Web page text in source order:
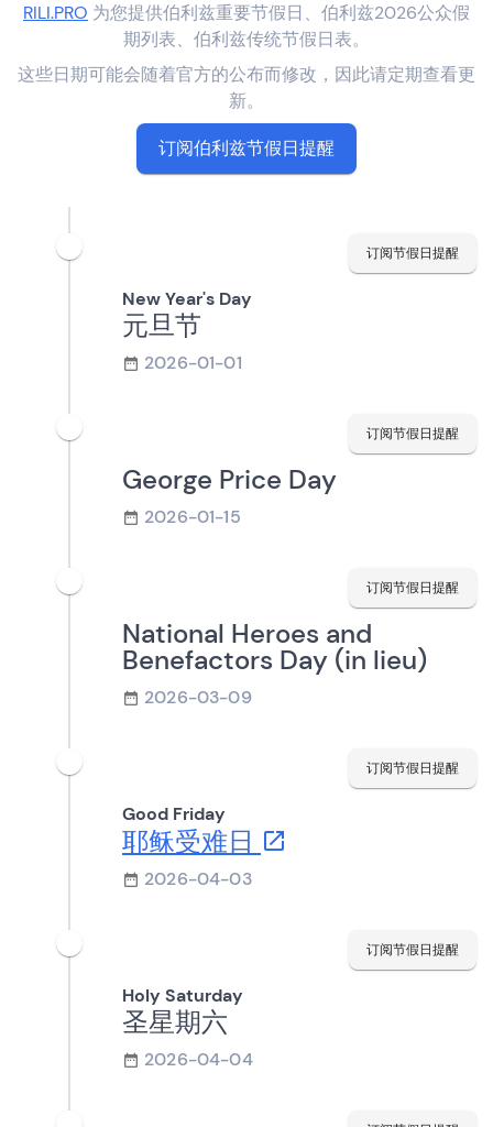
RILI.PRO 为您提供伯利兹重要节假日、伯利兹2026公众假
期列表、伯利兹传统节假日表。
这些日期可能会随着官方的公布而修改，因此请定期查看更
新。
订阅伯利兹节假日提醒
订阅节假日提醒
New Year's Day
元旦节
2026-01-01
订阅节假日提醒
George Price Day
2026-01-15
订阅节假日提醒
National Heroes and
Benefactors Day (in lieu)
2026-03-09
订阅节假日提醒
Good Friday
耶稣受难日
2026-04-03
订阅节假日提醒
Holy Saturday
圣星期六
2026-04-04